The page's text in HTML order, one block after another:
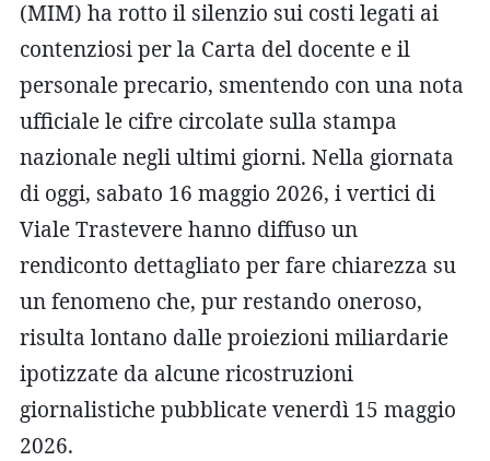
(MIM) ha rotto il silenzio sui costi legati ai
contenziosi per la Carta del docente e il
personale precario, smentendo con una nota
ufficiale le cifre circolate sulla stampa
nazionale negli ultimi giorni. Nella giornata
di oggi, sabato 16 maggio 2026, i vertici di
Viale Trastevere hanno diffuso un
rendiconto dettagliato per fare chiarezza su
un fenomeno che, pur restando oneroso,
risulta lontano dalle proiezioni miliardarie
ipotizzate da alcune ricostruzioni
giornalistiche pubblicate venerdì 15 maggio
2026.